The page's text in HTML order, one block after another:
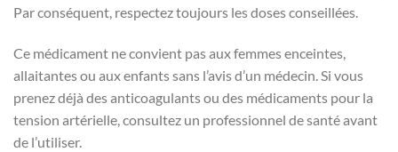
Par conséquent, respectez toujours les doses conseillées.
Ce médicament ne convient pas aux femmes enceintes,
allaitantes ou aux enfants sans l’avis d’un médecin. Si vous
prenez déjà des anticoagulants ou des médicaments pour la
tension artérielle, consultez un professionnel de santé avant
de l’utiliser.